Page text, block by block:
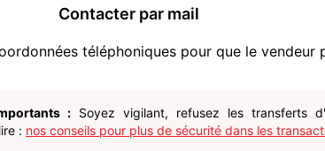
Contacter par mail
téléphoniques pour que le vendeur
: Soyez vigilant, refusez les transferts
: nos conseils pour plus de sécurité dans les